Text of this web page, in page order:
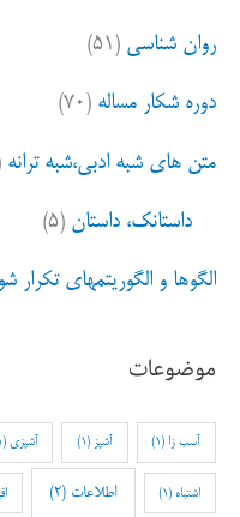
روان شناسی (۵۱)
دوره شکار مساله (۷۰)
متن های شبه ادبی،شبه ترانه
داستانک، داستان (۵)
الگوها و الگوریتمهای تکرار
موضوعات
آسب زا (1) آشپز (1) آشپزی (1)
اشتباه (1) اطلاعات (2)